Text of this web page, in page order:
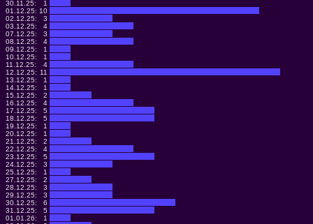
30.11.25:
1
01.12.25: 10
02.12.25:
3
03.12.25:
4
07.12.25:
3
08.12.25:
4
09.12.25:
1
10.12.25:
1
11.12.25:
4
12.12.25: 11
13.12.25:
1
14.12.25:
1
15.12.25:
2
16.12.25:
4
17.12.25:
5
18.12.25:
5
19.12.25:
1
20.12.25:
1
21.12.25:
2
22.12.25:
4
23.12.25:
5
24.12.25:
3
25.12.25:
1
27.12.25:
2
28.12.25:
3
29.12.25:
3
30.12.25:
6
31.12.25:
5
01.01.26:
1